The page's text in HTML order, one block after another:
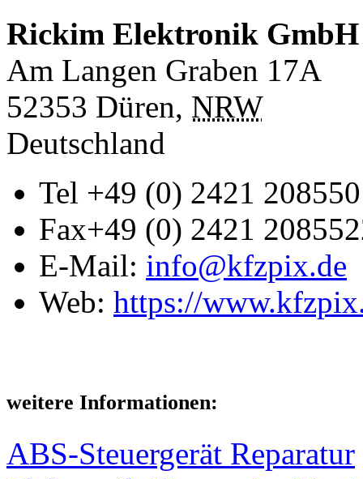
Rickim Elektronik GmbH
Am Langen Graben 17A
52353 Düren, NRW
Deutschland
Tel +49 (0) 2421 208550
Fax+49 (0) 2421
E-Mail: info@kfzpix.de
Web: https://
weitere Informationen:
ABS-Steuergerät Reparatur